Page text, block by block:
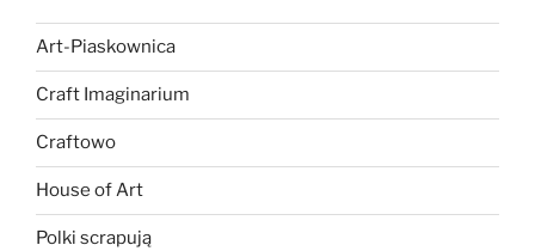
Art-Piaskownica
Craft Imaginarium
Craftowo
House of Art
Polki scrapują